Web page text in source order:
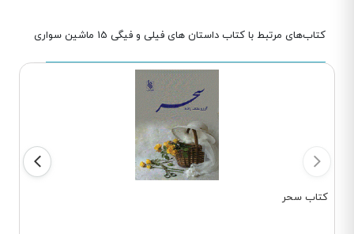
عروسکی است که در میان کودکتان
جوایز مختلفی از جمله شش جایزه ای را
که تمرکز خودش را بر روی ادبیات کودک و
نوجوانان قرار بدهد و موضوع کتاب های
خودش را بر این اساس قرار بدهد.
افتخارات مو ویلمس
1.کتاب به کبوتر اجازه نده اتوبوس براند در
کتاب‌های مرتبط با کتاب داستان های فیلی و فیگی 15 ماشین سواری
کتاب سحر